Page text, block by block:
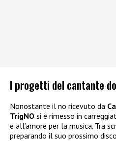
I progetti del cantante
Nonostante il no ricevuto da
TrigNO si è rimesso in
e all’amore per la musica. Tra
preparando il suo prossimo